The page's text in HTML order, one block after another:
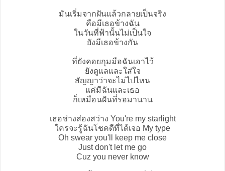
มันเริ่มจากฝันแล้วกลายเป็นจริง
คือมีเธอข้างฉัน
ในวันที่ฟ้านั้นไม่เป็นใจ
ยังมีเธอข้างกัน
ที่ยังคอยกุมมือฉันเอาไว้
ยังดูแลและใส่ใจ
สัญญาว่าจะไม่ไปไหน
แค่มีฉันและเธอ
ก็เหมือนฝันที่รอมานาน
เธอช่างส่องสว่าง You're my starlight
ใครจะรู้ฉันโชคดีที่ได้เจอ My type
Oh swear you'll keep me close
Just don't let me go
Cuz you never know